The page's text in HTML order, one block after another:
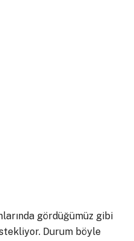
gördüğümüz gibi
Durum böyle